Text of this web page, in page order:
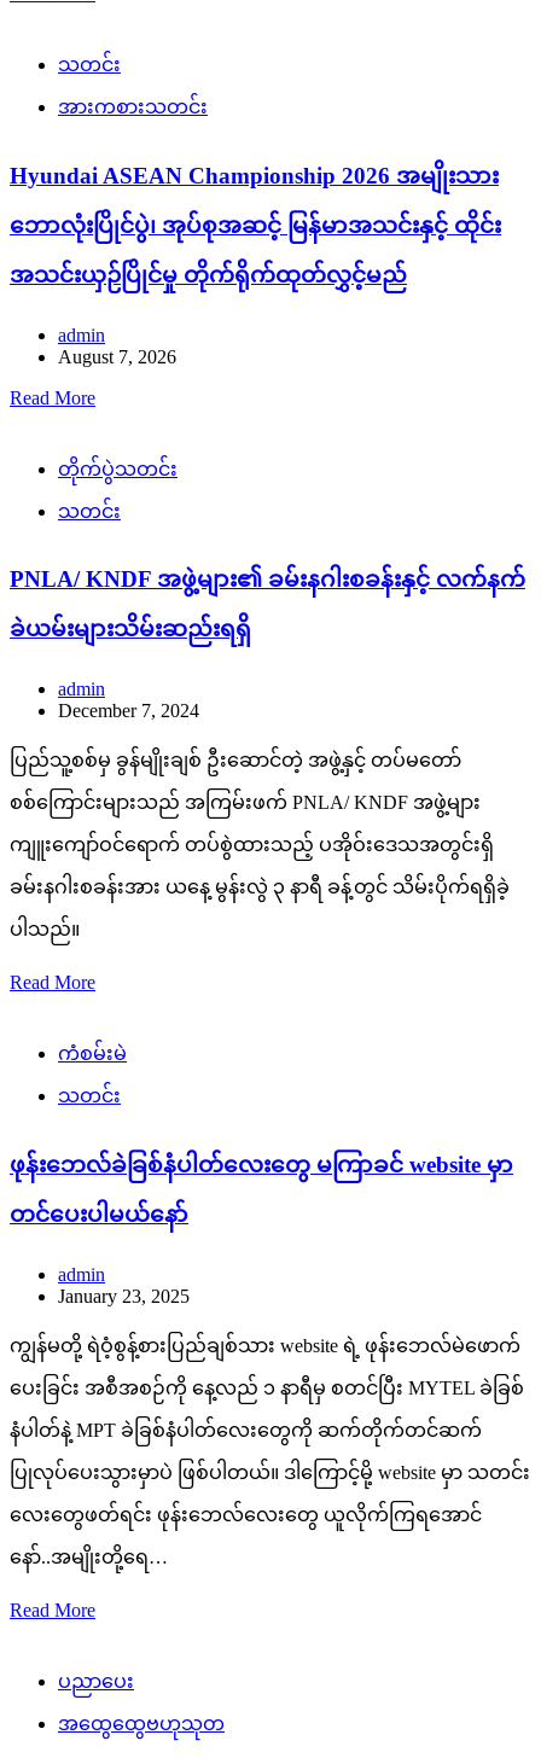
သတင်း
အားကစားသတင်း
Hyundai ASEAN Championship 2026 အမျိုးသား
ဘောလုံးပြိုင်ပွဲ၊ အုပ်စုအဆင့် မြန်မာအသင်းနှင့် ထိုင်း
အသင်းယှဉ်ပြိုင်မှု တိုက်ရိုက်ထုတ်လွှင့်မည်
admin
August 7, 2026
Read More
တိုက်ပွဲသတင်း
သတင်း
PNLA/ KNDF အဖွဲ့များ၏ ခမ်းနဂါးစခန်းနှင့် လက်နက်
ခဲယမ်းများသိမ်းဆည်းရရှိ
admin
December 7, 2024
ပြည်သူ့စစ်မှ ခွန်မျိုးချစ် ဦးဆောင်တဲ့ အဖွဲ့နှင့် တပ်မတော်
စစ်ကြောင်းများသည် အကြမ်းဖက် PNLA/ KNDF အဖွဲ့များ
ကျူးကျော်ဝင်ရောက် တပ်စွဲထားသည့် ပအိုဝ်းဒေသအတွင်းရှိ
ခမ်းနဂါးစခန်းအား ယနေ့ မွန်းလွဲ ၃ နာရီ ခန့်တွင် သိမ်းပိုက်ရရှိခဲ့
ပါသည်။
Read More
ကံစမ်းမဲ
သတင်း
ဖုန်းဘေလ်ခဲခြစ်နံပါတ်လေးတွေ မကြာခင် website မှာ
တင်ပေးပါမယ်နော်
admin
January 23, 2025
ကျွန်မတို့ ရဲဝံ့စွန့်စားပြည်ချစ်သား website ရဲ့ ဖုန်းဘေလ်မဲဖောက်
ပေးခြင်း အစီအစဉ်ကို နေ့လည် ၁ နာရီမှ စတင်ပြီး MYTEL ခဲခြစ်
နံပါတ်နဲ့ MPT ခဲခြစ်နံပါတ်လေးတွေကို ဆက်တိုက်တင်ဆက်
ပြုလုပ်ပေးသွားမှာပဲ ဖြစ်ပါတယ်။ ဒါကြောင့်မို့ website မှာ သတင်း
လေးတွေဖတ်ရင်း ဖုန်းဘေလ်လေးတွေ ယူလိုက်ကြရအောင်
နော်..အမျိုးတို့ရေ…
Read More
ပညာပေး
အထွေထွေဗဟုသုတ